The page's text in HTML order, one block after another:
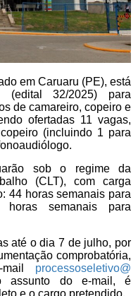
em Caruaru (PE), está
(edital 32/2025) para
de camareiro, copeiro e
ofertadas 11 vagas,
(incluindo 1 para
sob o regime da
(CLT), com carga
44 horas semanais para
semanais para
até o dia 7 de julho, por
comprobatória,
mail processoseletivo@
assunto do e-mail, é